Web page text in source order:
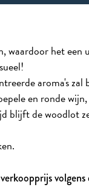
het een
aroma's zal
en ronde
blijft de woodlot
volgens